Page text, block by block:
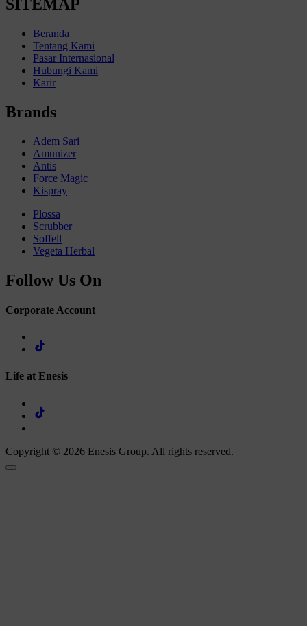
SITEMAP
Beranda
Tentang Kami
Pasar Internasional
Hubungi Kami
Karir
Brands
Adem Sari
Amunizer
Antis
Force Magic
Kispray
Plossa
Scrubber
Soffell
Vegeta Herbal
Follow Us On
Corporate Account
Life at Enesis
Copyright © 2026 Enesis Group. All rights reserved.